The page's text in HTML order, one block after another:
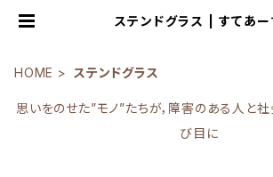
ステンドグラス | すてあー
HOME ステンドグラス
思いをのせた”モノ”たちが，障害のある人と
び目に